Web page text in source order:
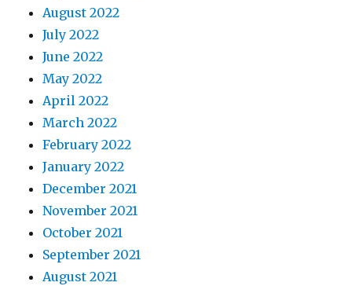
August 2022
July 2022
June 2022
May 2022
April 2022
March 2022
February 2022
January 2022
December 2021
November 2021
October 2021
September 2021
August 2021